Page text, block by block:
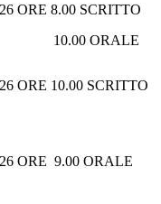
ORE 8.00 SCRITTO
ORALE
ORE 10.00 SCRITTO
ORE 9.00 ORALE